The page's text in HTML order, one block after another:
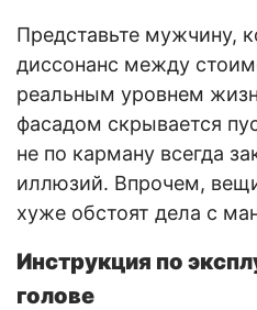
Представьте мужчину,
диссонанс между
реальным уровнем
фасадом скрывается
не по карману всегда
иллюзий. Впрочем,
хуже обстоят дела с
Инструкция по
голове